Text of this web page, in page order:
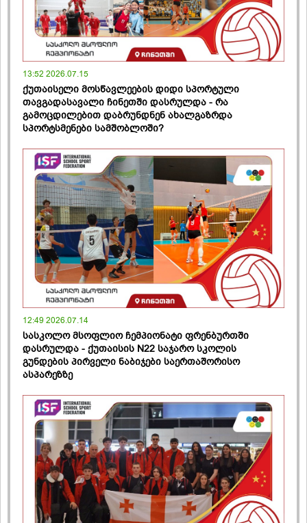
13:52 2026.07.15
ქუთაისელი მოსწავლეების დიდი სპორტული
თავგადასავალი ჩინეთში დასრულდა - რა
გამოცდილებით დაბრუნდნენ ახალგაზრდა
სპორტსმენები სამშობლოში?
12:49 2026.07.14
სასკოლო მსოფლიო ჩემპიონატი ფრენბურთში
დასრულდა - ქუთაისის N22 საჯარო სკოლის
გუნდების პირველი ნაბიჯები საერთაშორისო
ასპარეზზე